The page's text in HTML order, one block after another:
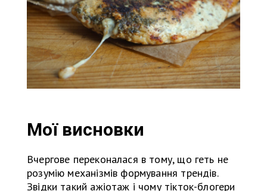
Мої висновки
Вчергове переконалася в тому, що геть не
розумію механізмів формування трендів.
Звідки такий ажіотаж і чому тікток-блогери